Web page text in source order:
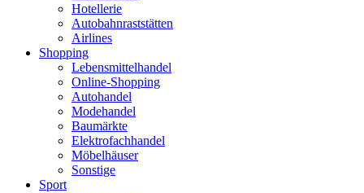
Hotellerie
Autobahnraststätten
Airlines
Shopping
Lebensmittelhandel
Online-Shopping
Autohandel
Modehandel
Baumärkte
Elektrofachhandel
Möbelhäuser
Sonstige
Sport